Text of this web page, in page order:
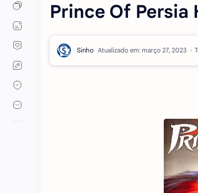
Prince Of Persia
Atualizado em: